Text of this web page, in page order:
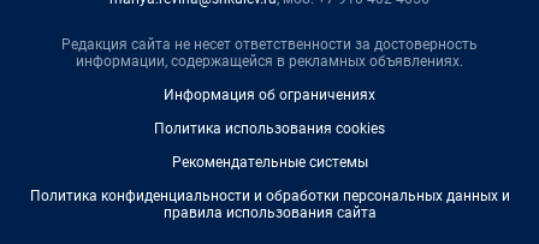
Редакция сайта не несет ответственности за достоверность
информации, содержащейся в рекламных объявлениях.
Информация об ограничениях
Политика использования cookies
Рекомендательные системы
Политика конфиденциальности и обработки персональных данных и
правила использования сайта